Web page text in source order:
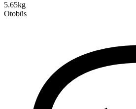
5.65kg
Otobüs